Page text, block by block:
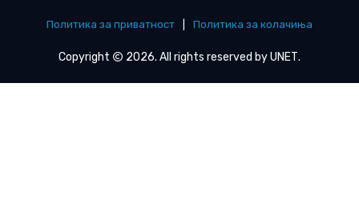
Политика за приватност Политика за колачиња
Copyright 2026. All rights reserved byUNET.